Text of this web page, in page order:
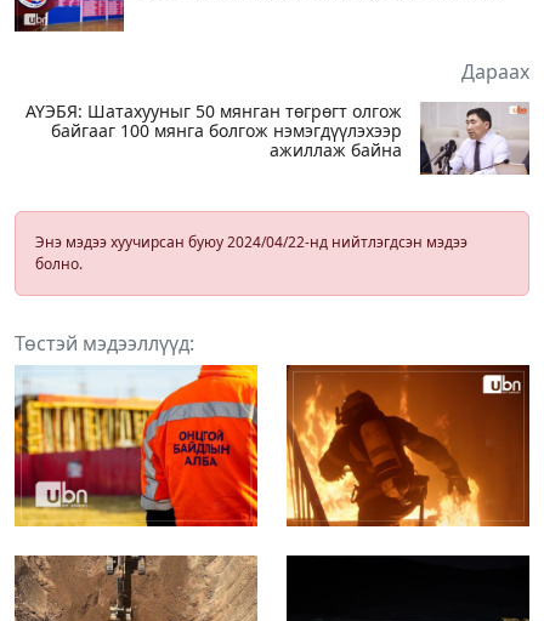
Дараах
АҮЭБЯ: Шатахууныг 50 мянган төгрөгт олгож
байгааг 100 мянга болгож нэмэгдүүлэхээр
ажиллаж байна
Энэ мэдээ хуучирсан буюу 2024/04/22-нд нийтлэгдсэн мэдээ
болно.
Төстэй мэдээллүүд: